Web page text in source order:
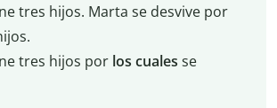
tres hijos. Marta se desvive por
tres hijos por los cuales se